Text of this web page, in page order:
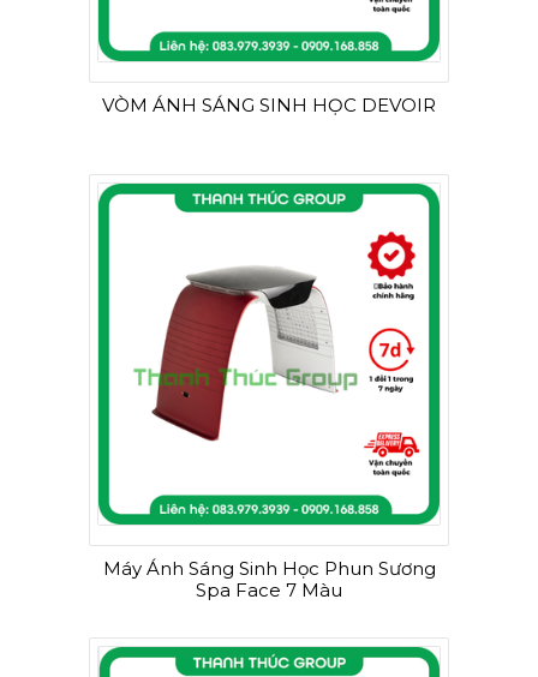
VÒM ÁNH SÁNG SINH HỌC DEVOIR
Máy Ánh Sáng Sinh Học Phun Sương
Spa Face 7 Màu